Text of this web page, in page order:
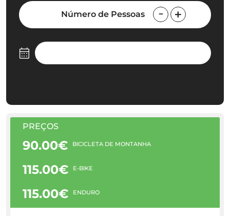
Número de Pessoas
PREÇOS
90.00€ BICICLETA DE MONTANHA
115.00€ E-BIKE
115.00€ ENDURO